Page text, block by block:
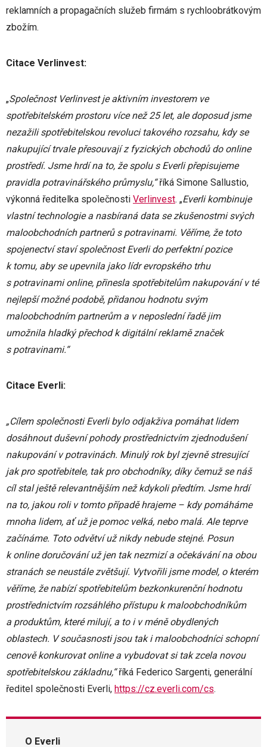
reklamních a propagačních služeb firmám s rychloobrátkovým
zbožím.
Citace Verlinvest:
„Společnost Verlinvest je aktivním investorem ve
spotřebitelském prostoru více než 25 let, ale doposud jsme
nezažili spotřebitelskou revoluci takového rozsahu, kdy se
nakupující trvale přesouvají z fyzických obchodů do online
prostředí. Jsme hrdí na to, že spolu s Everli přepisujeme
pravidla potravinářského průmyslu,“říká Simone Sallustio,
výkonná ředitelka společnosti Verlinvest. „Everli kombinuje
vlastní technologie a nasbíraná data se zkušenostmi svých
maloobchodních partnerů s potravinami. Věříme, že toto
spojenectví staví společnost Everli do perfektní pozice
k tomu, aby se upevnila jako lídr evropského trhu
s potravinami online, přinesla spotřebitelům nakupování v té
nejlepší možné podobě, přidanou hodnotu svým
maloobchodním partnerům a v neposlední řadě jim
umožnila hladký přechod k digitální reklamě značek
s potravinami.“
Citace Everli:
„Cílem společnosti Everli bylo odjakživa pomáhat lidem
dosáhnout duševní pohody prostřednictvím zjednodušení
nakupování v potravinách. Minulý rok byl zjevně stresující
jak pro spotřebitele, tak pro obchodníky, díky čemuž se náš
cíl stal ještě relevantnějším než kdykoli předtím. Jsme hrdí
na to, jakou roli v tomto případě hrajeme – kdy pomáháme
mnoha lidem, ať už je pomoc velká, nebo malá. Ale teprve
začínáme. Toto odvětví už nikdy nebude stejné. Posun
k online doručování už jen tak nezmizí a očekávání na obou
stranách se neustále zvětšují. Vytvořili jsme model, o kterém
věříme, že nabízí spotřebitelům bezkonkurenční hodnotu
prostřednictvím rozsáhlého přístupu k maloobchodníkům
a produktům, které milují, a to i v méně obydlených
oblastech. V současnosti jsou tak i maloobchodníci schopní
cenově konkurovat online a vybudovat si tak zcela novou
spotřebitelskou základnu,“říká Federico Sargenti, generální
ředitel společnosti Everli, https://cz.everli.com/cs.
O Everli